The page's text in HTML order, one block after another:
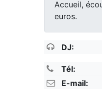
Accueil,
euros.
DJ:
Tél:
E-mail: